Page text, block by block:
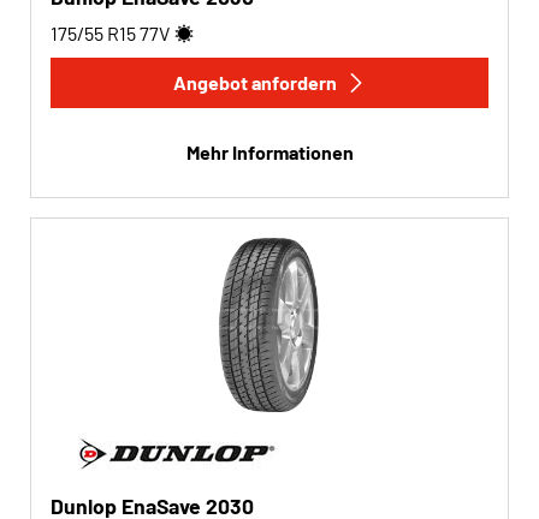
175/55 R1577V
Angebot anfordern
Mehr Informationen
Dunlop EnaSave 2030